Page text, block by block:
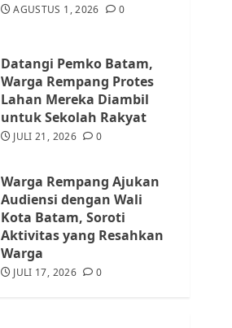
AGUSTUS 1, 2026 0
Datangi Pemko Batam,
Warga Rempang Protes
Lahan Mereka Diambil
untuk Sekolah Rakyat
JULI 21, 2026 0
Warga Rempang Ajukan
Audiensi dengan Wali
Kota Batam, Soroti
Aktivitas yang Resahkan
Warga
JULI 17, 2026 0